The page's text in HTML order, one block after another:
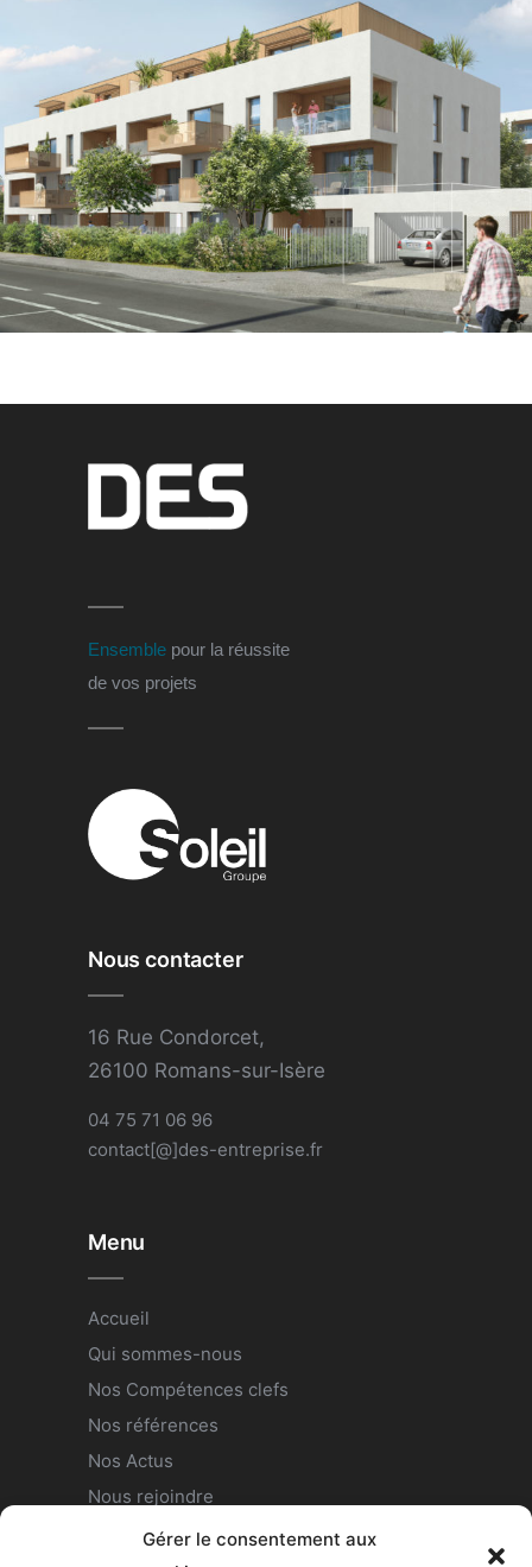
Gérer le consentement aux
COURANT FAIBLE COURANT FORT·GÉNIE CLIMATIQUE·
LOGEMENT COLLECTIF·MAINTENANCE TOUTES
Ensemble pour la réussite
de vos projets
Nous contacter
16 Rue Condorcet,
26100 Romans-sur-Isère
04 75 71 06 96
contact[@]des-entreprise.fr
Menu
Accueil
Qui sommes-nous
Nos Compétences clefs
Nos références
Nos Actus
Nous rejoindre
Contact